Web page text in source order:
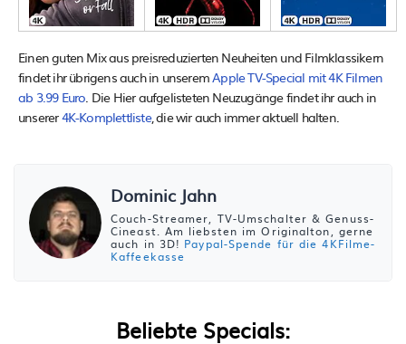
Einen guten Mix aus preisreduzierten Neuheiten und Filmklassikern
findet ihr übrigens auch in unseremApple TV-Special mit 4K Filmen
ab 3.99 Euro . Die Hier aufgelisteten Neuzugänge findet ihr auch in
unserer4K-Komplettliste, die wir auch immer aktuell halten.
Dominic Jahn
Couch-Streamer, TV-Umschalter & Genuss-
Cineast. Am liebsten im Originalton, gerne
auch in 3D! Paypal-Spende für die 4KFilme-
Kaffeekasse
Beliebte Specials: